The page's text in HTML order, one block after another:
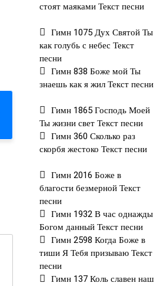
стоят маяками Текст песни
Гимн 1075 Дух Святой Ты
как голубь с небес Текст
песни
Гимн 838 Боже мой Ты
знаешь как я жил Текст песни
Гимн 1865 Господь Моей
Ты жизни свет Текст песни
Гимн 360 Сколько раз
скорбя жестоко Текст песни
Гимн 2016 Боже в
благости безмерной Текст
песни
Гимн 1932 В час однажды
Богом данный Текст песни
Гимн 2598 Когда Боже в
тиши Я Тебя призываю Текст
песни
Гимн 137 Коль славен наш